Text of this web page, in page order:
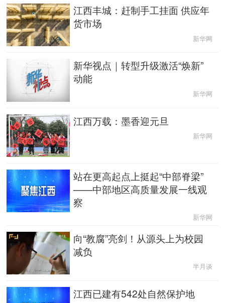
人居 信息化 数字经济 学术中国
乡村振兴 旅游
能源 会展 彩票 娱乐
时尚 一带一路
亚太网 上市公司 文化产业
地方频道
北京 天津 河北 山西
江苏
浙江 安徽 福建 江西
山东 湖南
广东 广西 海南 重庆
江西丰城：赶制手工挂面 供应年
货市场
新华网
新华视点｜转型升级激活“焕新”
动能
新华网
江西万载：墨香迎元旦
新华网
站在更高起点上挺起“中部脊梁”
——中部地区高质量发展一线观
察
新华网
向“教腐”亮剑！从源头上为校园
减负
半月谈
江西已建有542处自然保护地